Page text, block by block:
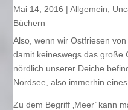
Mai 14, 2016 |Allgemein
Büchern
Also, wenn wir Ostfriesen
damit keineswegs das große
nördlich unserer Deiche
Nordsee, also immerhin
Zu dem Begriff ‚Meer’ kann